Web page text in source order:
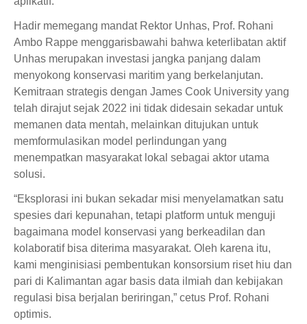
Hadir memegang mandat Rektor Unhas, Prof. Rohani
Ambo Rappe menggarisbawahi bahwa keterlibatan aktif
Unhas merupakan investasi jangka panjang dalam
menyokong konservasi maritim yang berkelanjutan.
Kemitraan strategis dengan James Cook University yang
telah dirajut sejak 2022 ini tidak didesain sekadar untuk
memanen data mentah, melainkan ditujukan untuk
memformulasikan model perlindungan yang
menempatkan masyarakat lokal sebagai aktor utama
solusi.
“Eksplorasi ini bukan sekadar misi menyelamatkan satu
spesies dari kepunahan, tetapi platform untuk menguji
bagaimana model konservasi yang berkeadilan dan
kolaboratif bisa diterima masyarakat. Oleh karena itu,
kami menginisiasi pembentukan konsorsium riset hiu dan
pari di Kalimantan agar basis data ilmiah dan kebijakan
regulasi bisa berjalan beriringan,” cetus Prof. Rohani
optimis.